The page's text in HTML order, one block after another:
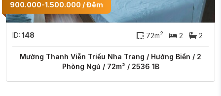
900.000-1.500.000 / Đêm
ID: 148 72m2 2 2
Mường Thanh Viễn Triều Nha Trang / Hướng Biển / 2
Phòng Ngủ / 72m² / 2536 1B